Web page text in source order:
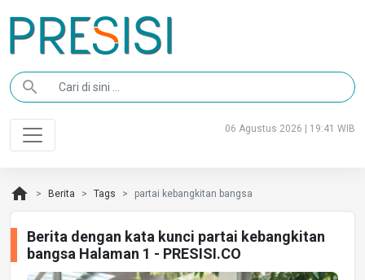
search
06 Agustus 2026 | 19:41 WIB
home Berita Tags partai kebangkitan bangsa
Berita dengan kata kunci partai kebangkitan
bangsa Halaman 1 - PRESISI.CO